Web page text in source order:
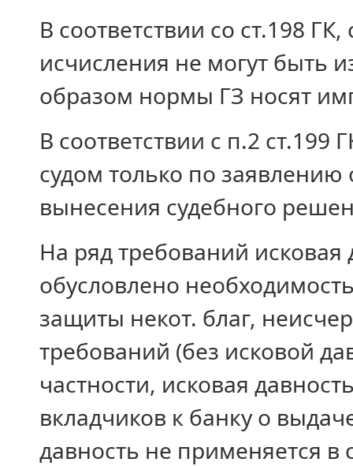
В соответствии со ст.198
исчисления не могут быть
образом нормы ГЗ носят
В соответствии с п.2 ст.199
судом только по заявлению
вынесения судебного
На ряд требований исковая
обусловлено
защиты некот. благ,
требований (без исковой
частности, исковая
вкладчиков к банку о
давность не применяется